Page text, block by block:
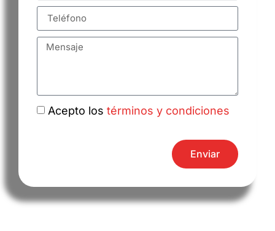
Acepto los términos y condiciones
Enviar